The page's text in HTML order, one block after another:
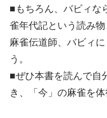
■もちろん、バビィな
雀年代記という読み
麻雀伝道師、バビィ
う。
■ぜひ本書を読んで自
き、「今」の麻雀を体